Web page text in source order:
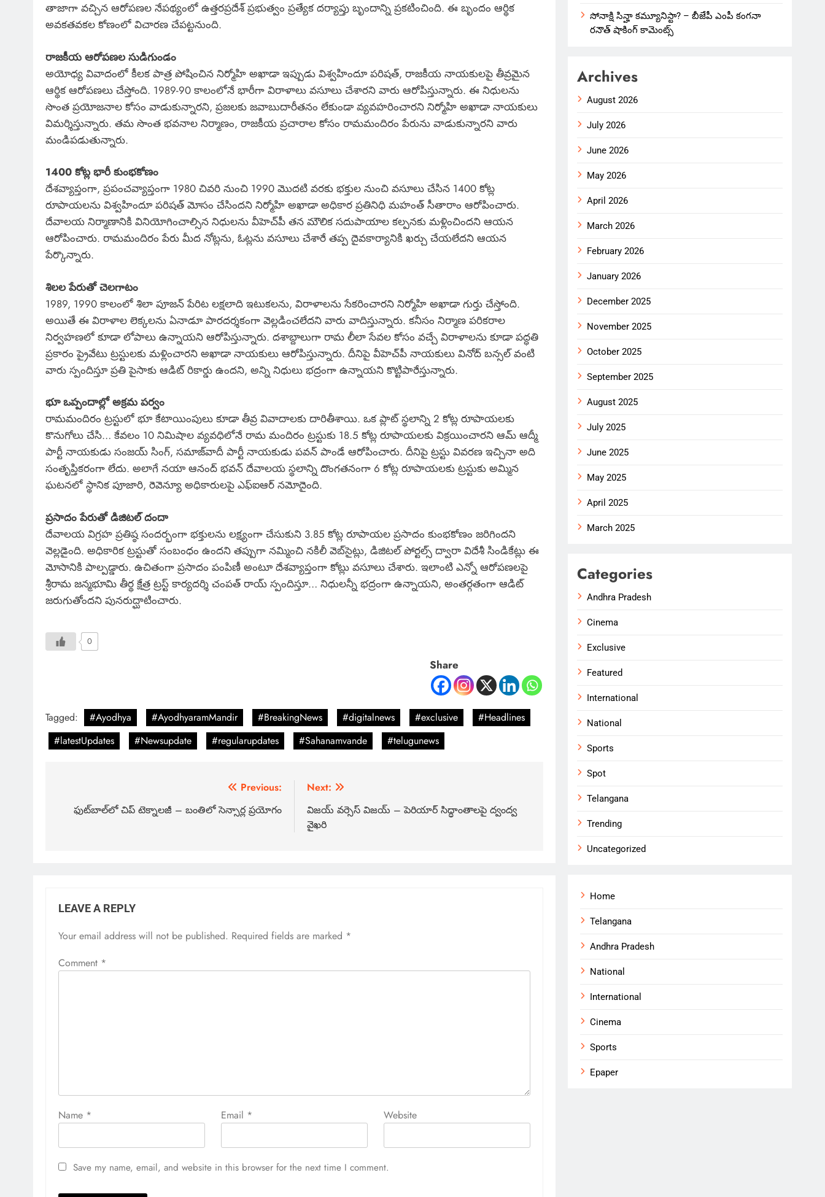
తాజాగా వచ్చిన ఆరోపణల నేపథ్యంలో ఉత్తరప్రదేశ్ ప్రభుత్వం ప్రత్యేక దర్యాప్తు బృందాన్ని ప్రకటించింది. ఈ బృందం ఆర్థిక
అవకతవకల కోణంలో విచారణ చేపట్టనుంది.
రాజకీయ ఆరోపణల సుడిగుండం
అయోధ్య వివాదంలో కీలక పాత్ర పోషించిన నిర్మోహి అఖాడా ఇప్పుడు విశ్వహిందూ పరిషత్, రాజకీయ నాయకులపై తీవ్రమైన
ఆర్థిక ఆరోపణలు చేస్తోంది. 1989-90 కాలంలోనే భారీగా విరాళాలు వసూలు చేశారని వారు ఆరోపిస్తున్నారు. ఈ నిధులను
సొంత ప్రయోజనాల కోసం వాడుకున్నారని, ప్రజలకు జవాబుదారీతనం లేకుండా వ్యవహరించారని నిర్మోహి అఖాడా నాయకులు
విమర్శిస్తున్నారు. తమ సొంత భవనాల నిర్మాణం, రాజకీయ ప్రచారాల కోసం రామమందిరం పేరును వాడుకున్నారని వారు
మండిపడుతున్నారు.
1400 కోట్ల భారీ కుంభకోణం
దేశవ్యాప్తంగా, ప్రపంచవ్యాప్తంగా 1980 చివరి నుంచి 1990 మొదటి వరకు భక్తుల నుంచి వసూలు చేసిన 1400 కోట్ల
రూపాయలను విశ్వహిందూ పరిషత్ మోసం చేసిందని నిర్మోహి అఖాడా అధికార ప్రతినిధి మహంత్ సీతారాం ఆరోపించారు.
దేవాలయ నిర్మాణానికి వినియోగించాల్సిన నిధులను వీహెచ్‌పీ తన మౌలిక సదుపాయాల కల్పనకు మళ్లించిందని ఆయన
ఆరోపించారు. రామమందిరం పేరు మీద నోట్లను, ఓట్లను వసూలు చేశారే తప్ప దైవకార్యానికి ఖర్చు చేయలేదని ఆయన
పేర్కొన్నారు.
శిలల పేరుతో చెలగాటం
1989, 1990 కాలంలో శిలా పూజన్ పేరిట లక్షలాది ఇటుకలను, విరాళాలను సేకరించారని నిర్మోహి అఖాడా గుర్తు చేస్తోంది.
అయితే ఈ విరాళాల లెక్కలను ఏనాడూ పారదర్శకంగా వెల్లడించలేదని వారు వాదిస్తున్నారు. కనీసం నిర్మాణ పరికరాల
నిర్వహణలో కూడా లోపాలు ఉన్నాయని ఆరోపిస్తున్నారు. దశాబ్దాలుగా రామ లీలా సేవల కోసం వచ్చే విరాళాలను కూడా పద్ధతి
ప్రకారం ప్రైవేటు ట్రస్టులకు మళ్లించారని అఖాడా నాయకులు ఆరోపిస్తున్నారు. దీనిపై వీహెచ్‌పీ నాయకులు వినోద్ బన్సల్ వంటి
వారు స్పందిస్తూ ప్రతి పైసాకు ఆడిట్ రికార్డు ఉందని, అన్ని నిధులు భద్రంగా ఉన్నాయని కొట్టిపారేస్తున్నారు.
భూ ఒప్పందాల్లో అక్రమ పర్వం
రామమందిరం ట్రస్టులో భూ కేటాయింపులు కూడా తీవ్ర వివాదాలకు దారితీశాయి. ఒక ప్లాట్ స్థలాన్ని 2 కోట్ల రూపాయలకు
కొనుగోలు చేసి… కేవలం 10 నిమిషాల వ్యవధిలోనే రామ మందిరం ట్రస్టుకు 18.5 కోట్ల రూపాయలకు విక్రయించారని ఆమ్ ఆద్మీ
పార్టీ నాయకుడు సంజయ్ సింగ్, సమాజ్‌వాదీ పార్టీ నాయకుడు పవన్ పాండే ఆరోపించారు. దీనిపై ట్రస్టు వివరణ ఇచ్చినా అది
సంతృప్తికరంగా లేదు. అలాగే నయా ఆనంద్ భవన్ దేవాలయ స్థలాన్ని దొంగతనంగా 6 కోట్ల రూపాయలకు ట్రస్టుకు అమ్మిన
ఘటనలో స్థానిక పూజారి, రెవెన్యూ అధికారులపై ఎఫ్ఐఆర్ నమోదైంది.
ప్రసాదం పేరుతో డిజిటల్ దందా
దేవాలయ విగ్రహ ప్రతిష్ఠ సందర్భంగా భక్తులను లక్ష్యంగా చేసుకుని 3.85 కోట్ల రూపాయల ప్రసాదం కుంభకోణం జరిగిందని
వెల్లడైంది. అధికారిక ట్రస్టుతో సంబంధం ఉందని తప్పుగా నమ్మించి నకిలీ వెబ్‌సైట్లు, డిజిటల్ పోర్టల్స్ ద్వారా విదేశీ సిండికేట్లు ఈ
మోసానికి పాల్పడ్డారు. ఉచితంగా ప్రసాదం పంపిణీ అంటూ దేశవ్యాప్తంగా కోట్లు వసూలు చేశారు. ఇలాంటి ఎన్నో ఆరోపణలపై
శ్రీరామ జన్మభూమి తీర్థ క్షేత్ర ట్రస్ట్ కార్యదర్శి చంపత్ రాయ్ స్పందిస్తూ… నిధులన్నీ భద్రంగా ఉన్నాయని, అంతర్గతంగా ఆడిట్
జరుగుతోందని పునరుద్ఘాటించారు.
0
Share
Tagged: #Ayodhya #AyodhyaramMandir #BreakingNews #digitalnews #exclusive
#Headlines
#latestUpdates
#Newsupdate #regularupdates #Sahanamvande #telugunews
Previous:
ఫుట్‌బాల్‌లో చిప్ టెక్నాలజీ – బంతిలో సెన్సార్ల ప్రయోగం
Next:
విజయ్ వర్సెస్ విజయ్ – పెరియార్ సిద్ధాంతాలపై ద్వంద్వ
వైఖరి
LEAVE A REPLY
Your email address will not be published. Required fields are marked *
Comment *
Name * Email * Website
Save my name, email, and website in this browser for the next time I comment.
సోనాక్షి సిన్హా కమ్యూనిస్టా? – బీజేపీ ఎంపీ కంగనా
రనౌత్ షాకింగ్ కామెంట్స్
Archives
August 2026
July 2026
June 2026
May 2026
April 2026
March 2026
February 2026
January 2026
December 2025
November 2025
October 2025
September 2025
August 2025
July 2025
June 2025
May 2025
April 2025
March 2025
Categories
Andhra Pradesh
Cinema
Exclusive
Featured
International
National
Sports
Spot
Telangana
Trending
Uncategorized
Home
Telangana
Andhra Pradesh
National
International
Cinema
Sports
Epaper